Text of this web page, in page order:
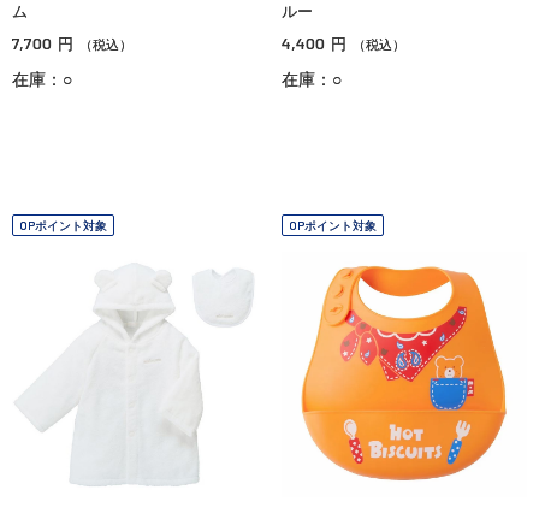
ム
7,700 円 （税込）
在庫：○
ルー
4,400 円 （税込）
在庫：○
OPポイント対象 OPポイント対象